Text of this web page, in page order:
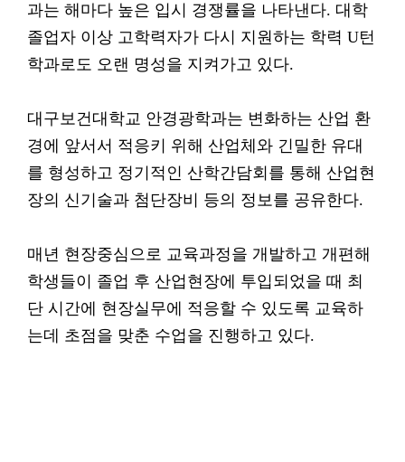
과는 해마다 높은 입시 경쟁률을 나타낸다. 대학
졸업자 이상 고학력자가 다시 지원하는 학력 U턴
학과로도 오랜 명성을 지켜가고 있다.
대구보건대학교 안경광학과는 변화하는 산업 환
경에 앞서서 적응키 위해 산업체와 긴밀한 유대
를 형성하고 정기적인 산학간담회를 통해 산업현
장의 신기술과 첨단장비 등의 정보를 공유한다.
매년 현장중심으로 교육과정을 개발하고 개편해
학생들이 졸업 후 산업현장에 투입되었을 때 최
단 시간에 현장실무에 적응할 수 있도록 교육하
는데 초점을 맞춘 수업을 진행하고 있다.